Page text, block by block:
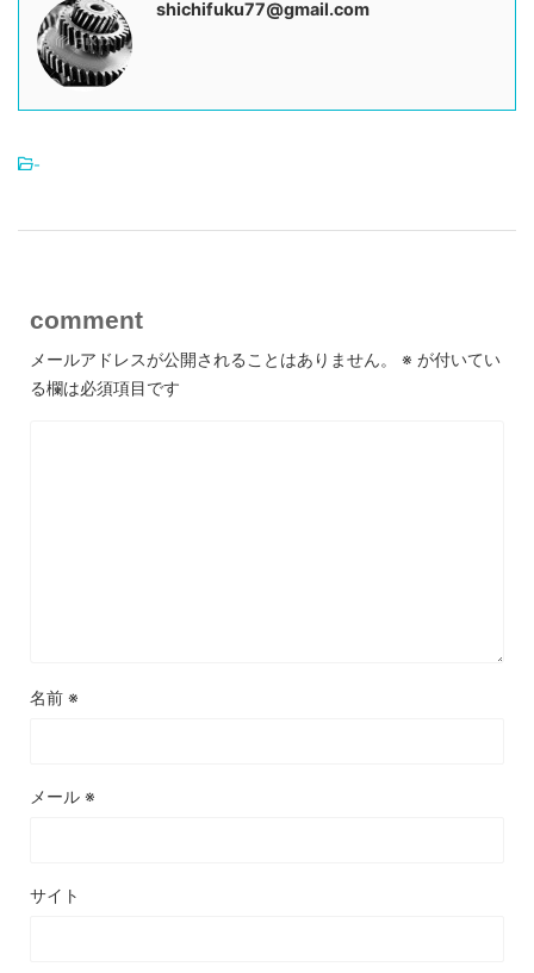
shichifuku77@gmail.com
-
comment
メールアドレスが公開されることはありません。 ※ が付いてい
る欄は必須項目です
名前 ※
メール ※
サイト